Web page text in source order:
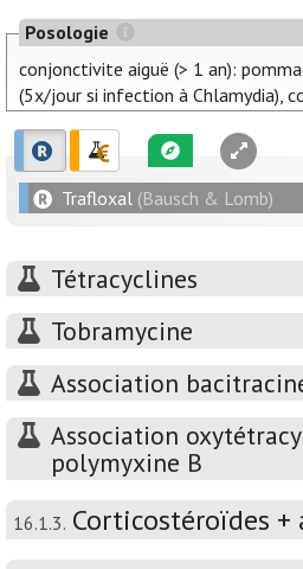
Posologie
conjonctivite aiguë (> 1 an):
(5x/jour si infection à Chlamydia),
Trafloxal (Bausch & Lomb)
Tétracyclines
Tobramycine
Association
Association
polymyxine B
16.1.3. Corticostéroïdes